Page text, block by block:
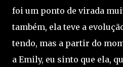
foi um ponto de virada
também, ela teve a
tendo, mas a partir do
a Emily, eu sinto que ela,